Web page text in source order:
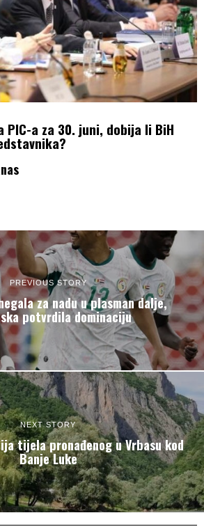
PIC-a za 30. juni, dobija li BiH
PREVIOUS STORY
za nadu u plasman dalje,
potvrdila dominaciju
NEXT STORY
tijela pronađenog u Vrbasu kod
Banje Luke